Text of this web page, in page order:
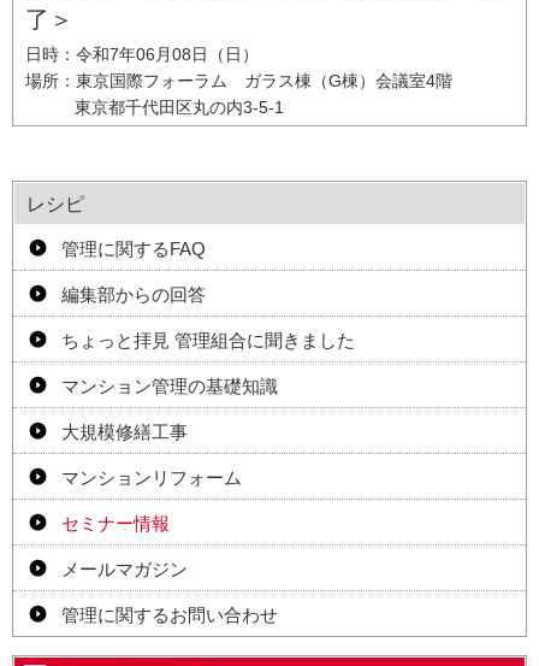
了＞
日時： 令和7年06月08日（日）
場所： 東京国際フォーラム ガラス棟（G棟）会議室4階
東京都千代田区丸の内3-5-1
レシピ
管理に関するFAQ
編集部からの回答
ちょっと拝見 管理組合に聞きました
マンション管理の基礎知識
大規模修繕工事
マンションリフォーム
セミナー情報
メールマガジン
管理に関するお問い合わせ